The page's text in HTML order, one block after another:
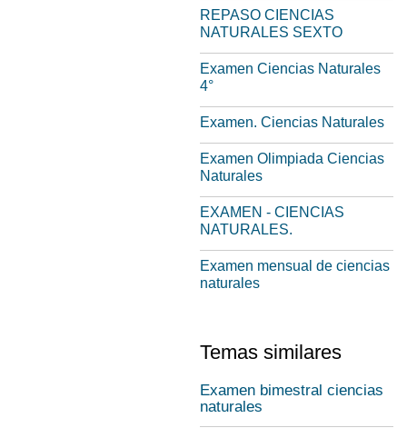
REPASO CIENCIAS
NATURALES SEXTO
Examen Ciencias Naturales
4°
Examen. Ciencias Naturales
Examen Olimpiada Ciencias
Naturales
EXAMEN - CIENCIAS
NATURALES.
Examen mensual de ciencias
naturales
Temas similares
Examen bimestral ciencias
naturales